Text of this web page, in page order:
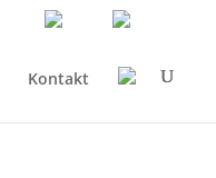
Kontakt